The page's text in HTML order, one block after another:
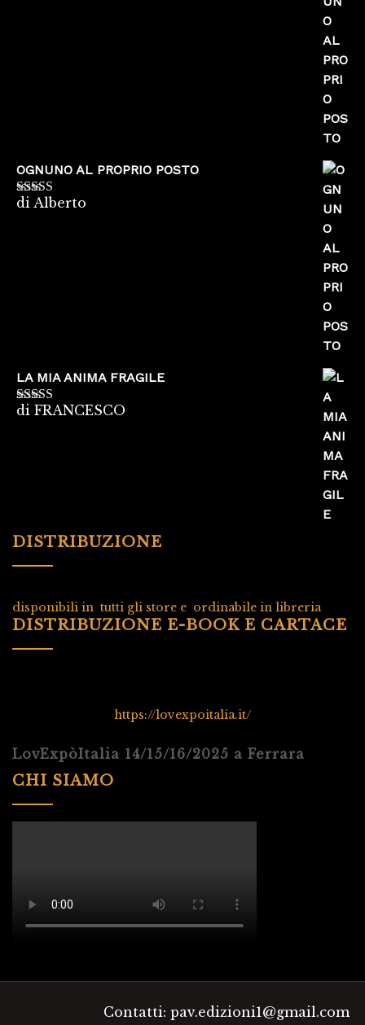
OGNUNO AL PROPRIO POSTO
Valutato5su
di Alberto
LA MIA ANIMA FRAGILE
Valutato5su
di FRANCESCO
DISTRIBUZIONE
disponibili in tutti gli store e ordinabile in libreria
DISTRIBUZIONE E-BOOK E CARTACE
https://lovexpoitalia.it/
LovExpòItalia 14/15/16/2025 a Ferrara
CHI SIAMO
Contatti: pav.edizioni1@gmail.com